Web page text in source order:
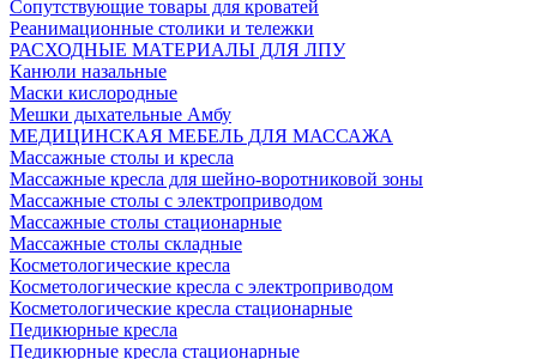
Сопутствующие товары для кроватей
Реанимационные столики и тележки
РАСХОДНЫЕ МАТЕРИАЛЫ ДЛЯ ЛПУ
Канюли назальные
Маски кислородные
Мешки дыхательные Амбу
МЕДИЦИНСКАЯ МЕБЕЛЬ ДЛЯ МАССАЖА
Массажные столы и кресла
Массажные кресла для шейно-воротниковой зоны
Массажные столы с электроприводом
Массажные столы стационарные
Массажные столы складные
Косметологические кресла
Косметологические кресла с электроприводом
Косметологические кресла стационарные
Педикюрные кресла
Педикюрные кресла стационарные